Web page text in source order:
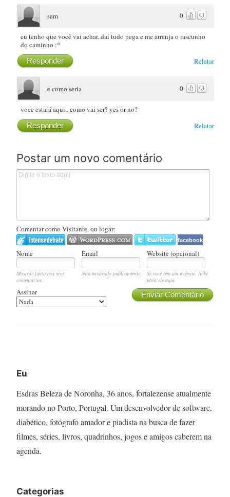
0
sam
eu tenho que você vai achar. daí tudo pega e me arranja o rascunho
do caminho :*
Relatar
Responder
0
e como seria
voce estará aqui.. como vai ser? yes or no?
Relatar
Responder
Postar um novo comentário
Comentar como Visitante, ou logar:
facebook
Nome Email Website (opcional)
Mostrar junto aos seus
comentários.
Não mostrado publicamente.
Se você tem um website, linke
para ele aqui.
Enviar Comentário
Assinar
Eu
Esdras Beleza de Noronha, 36 anos, fortalezense atualmente
morando no Porto, Portugal. Um desenvolvedor de software,
diabético, fotógrafo amador e piadista na busca de fazer
filmes, séries, livros, quadrinhos, jogos e amigos caberem na
agenda.
Categorias